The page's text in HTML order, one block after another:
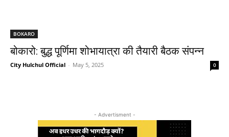
BOKARO
बोकारो: बुद्ध पूर्णिमा शोभायात्रा की तैयारी बैठक संपन्न
City Hulchul Official - May 5, 2025 0
- Advertisment -